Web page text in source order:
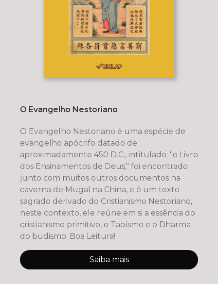
O Evangelho Nestoriano
O Evangelho Nestoriano é uma espécie de
evangelho apócrifo datado de
aproximadamente 450 D.C., intitulado; "o Livro
dos Ensinamentos de Deus," foi encontrado
junto com muitos outros documentos na
caverna de Mugal na China, e é um texto
sagrado derivado do Cristianismo Nestoriano,
neste contexto, ele reúne em si a essência do
cristianismo primitivo, o Taoísmo e o Dharma
do budismo. Boa Leitura!
Saiba mais